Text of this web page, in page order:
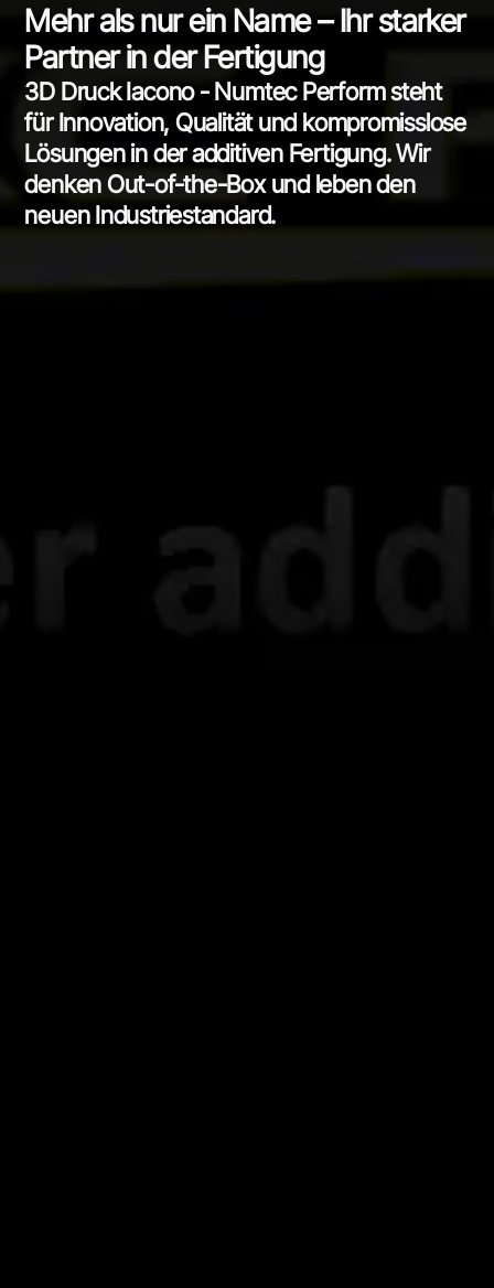
Mehr als nur ein Name – Ihr starker
Partner in der Fertigung
3D Druck Iacono - Numtec Perform steht
für Innovation, Qualität und kompromisslose
Lösungen in der additiven Fertigung. Wir
denken Out-of-the-Box und leben den
neuen Industriestandard.